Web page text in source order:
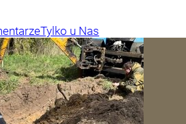
Tylko u Nas